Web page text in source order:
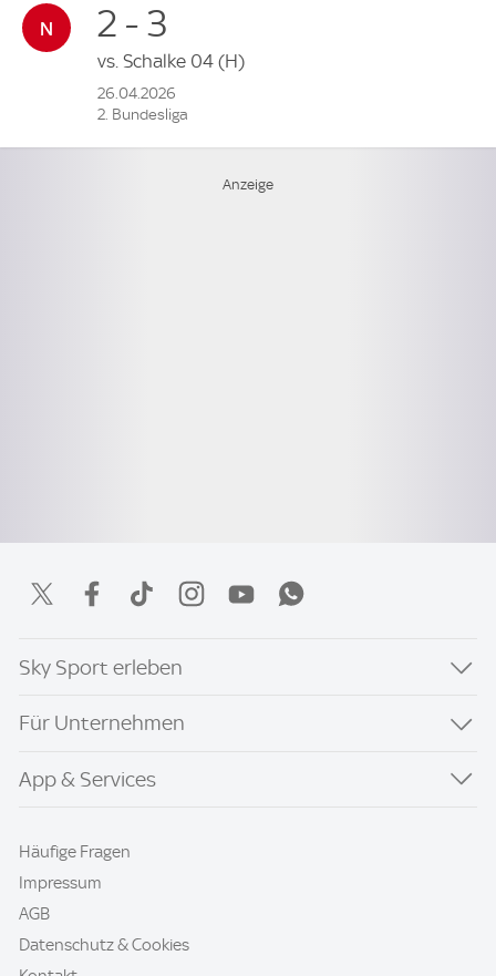
2 - 3
vs. Schalke 04 (H)
26.04.2026
2. Bundesliga
Sky Sport erleben
Für Unternehmen
App & Services
Häufige Fragen
Impressum
AGB
Datenschutz & Cookies